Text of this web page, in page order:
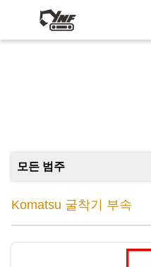
모든 범주
Komatsu 굴착기 부속